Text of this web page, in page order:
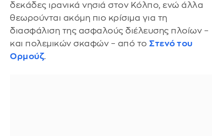
δεκάδες ιρανικά νησιά στον Κόλπο, ενώ άλλα
θεωρούνται ακόμη πιο κρίσιμα για τη
διασφάλιση της ασφαλούς διέλευσης πλοίων –
και πολεμικών σκαφών – από το Στενό του
Ορμούζ.